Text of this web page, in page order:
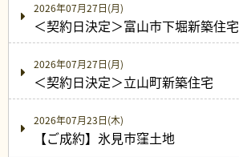
2026年07月27日(月)
＜契約日決定＞富山市下堀新築住宅
2026年07月27日(月)
＜契約日決定＞立山町新築住宅
2026年07月23日(木)
【ご成約】氷見市窪土地